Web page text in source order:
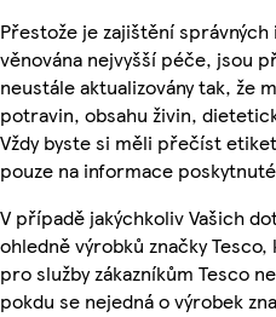
Přestože je zajištění
věnována nejvyšší péče, jsou
neustále aktualizovány tak, že
potravin, obsahu živin,
Vždy byste si měli přečíst
pouze na informace
V případě jakýchkoliv Vašich
ohledně výrobků značky
pro služby zákazníkům Tesco
pokdu se nejedná o výrobek